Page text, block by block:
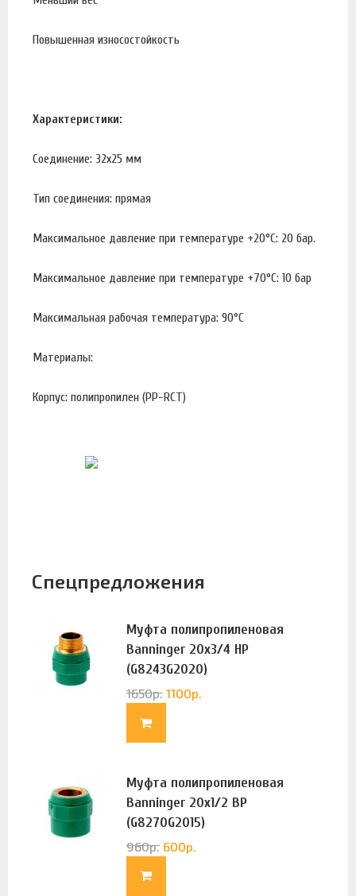
Повышенная износостойкость
Характеристики:
Соединение: 32x25 мм
Тип соединения: прямая
Максимальное давление при температуре +20°С: 20 бар.
Максимальное давление при температуре +70°С: 10 бар
Максимальная рабочая температура: 90°С
Материалы:
Корпус: полипропилен (PP-RCT)
Спецпредложения
Муфта полипропиленовая
Banninger 20х3/4 НР
(G8243G2020)
1650р. 1100р.
Муфта полипропиленовая
Banninger 20х1/2 ВР
(G8270G2015)
960р. 600р.